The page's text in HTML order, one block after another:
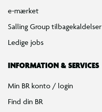
e-mærket
Salling Group tilbagekaldelser
Ledige jobs
INFORMATION & SERVICES
Min BR konto / login
Find din BR